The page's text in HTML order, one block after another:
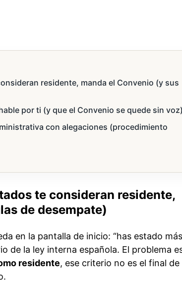
residente, manda el Convenio (y sus
por ti (y que el Convenio se quede sin
con alegaciones (procedimiento
te consideran residente,
de desempate)
en la pantalla de inicio: “has estado
de la ley interna española. El problema
residente, ese criterio no es el final de